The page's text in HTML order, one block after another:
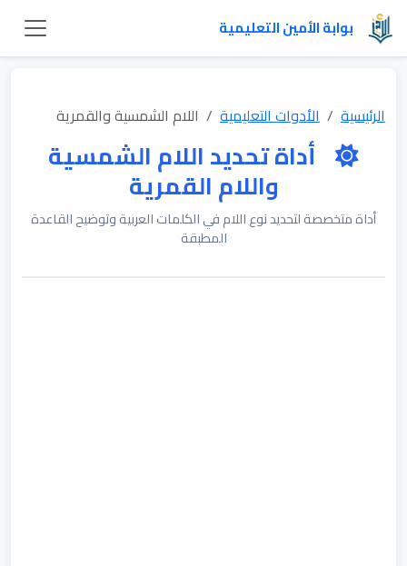
بوابة الأمين التعليمية
الرئيسية الأدوات التعليمية اللام الشمسية والقمرية
أداة تحديد اللام الشمسية
واللام القمرية
أداة متخصصة لتحديد نوع اللام في الكلمات العربية وتوضيح القاعدة
المطبقة